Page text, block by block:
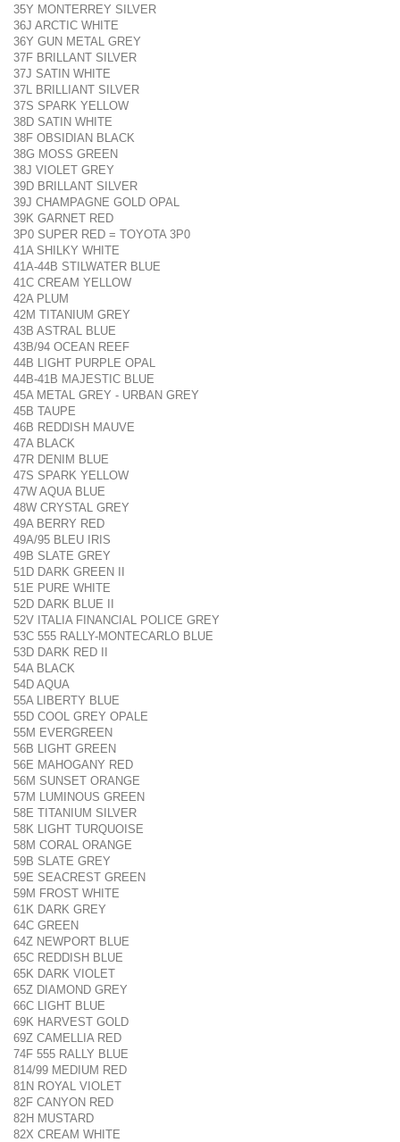
35Y MONTERREY SILVER
36J ARCTIC WHITE
36Y GUN METAL GREY
37F BRILLANT SILVER
37J SATIN WHITE
37L BRILLIANT SILVER
37S SPARK YELLOW
38D SATIN WHITE
38F OBSIDIAN BLACK
38G MOSS GREEN
38J VIOLET GREY
39D BRILLANT SILVER
39J CHAMPAGNE GOLD OPAL
39K GARNET RED
3P0 SUPER RED = TOYOTA 3P0
41A SHILKY WHITE
41A-44B STILWATER BLUE
41C CREAM YELLOW
42A PLUM
42M TITANIUM GREY
43B ASTRAL BLUE
43B/94 OCEAN REEF
44B LIGHT PURPLE OPAL
44B-41B MAJESTIC BLUE
45A METAL GREY - URBAN GREY
45B TAUPE
46B REDDISH MAUVE
47A BLACK
47R DENIM BLUE
47S SPARK YELLOW
47W AQUA BLUE
48W CRYSTAL GREY
49A BERRY RED
49A/95 BLEU IRIS
49B SLATE GREY
51D DARK GREEN II
51E PURE WHITE
52D DARK BLUE II
52V ITALIA FINANCIAL POLICE GREY
53C 555 RALLY-MONTECARLO BLUE
53D DARK RED II
54A BLACK
54D AQUA
55A LIBERTY BLUE
55D COOL GREY OPALE
55M EVERGREEN
56B LIGHT GREEN
56E MAHOGANY RED
56M SUNSET ORANGE
57M LUMINOUS GREEN
58E TITANIUM SILVER
58K LIGHT TURQUOISE
58M CORAL ORANGE
59B SLATE GREY
59E SEACREST GREEN
59M FROST WHITE
61K DARK GREY
64C GREEN
64Z NEWPORT BLUE
65C REDDISH BLUE
65K DARK VIOLET
65Z DIAMOND GREY
66C LIGHT BLUE
69K HARVEST GOLD
69Z CAMELLIA RED
74F 555 RALLY BLUE
814/99 MEDIUM RED
81N ROYAL VIOLET
82F CANYON RED
82H MUSTARD
82X CREAM WHITE